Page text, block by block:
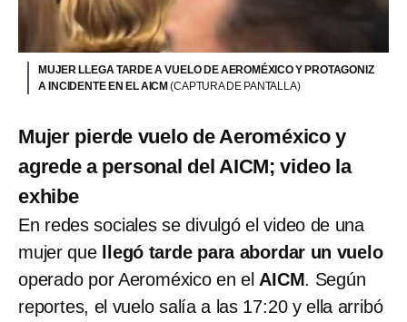
MUJER LLEGA TARDE A VUELO DE AEROMÉXICO Y PROTAGONIZ
A INCIDENTE EN EL AICM(CAPTURA DE PANTALLA)
Mujer pierde vuelo de Aeroméxico y
agrede a personal del AICM; video la
exhibe
En redes sociales se divulgó el video de una
mujer quellegó tarde para abordar un vuelo
operado por Aeroméxico en el AICM. Según
reportes, el vuelo salía a las 17:20 y ella arribó